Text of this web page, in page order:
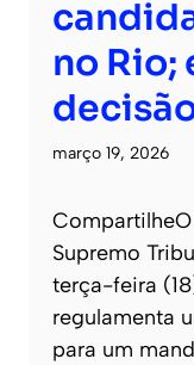
no Rio;
março 19, 2026
Supremo
terça-feira
regulamenta
para um